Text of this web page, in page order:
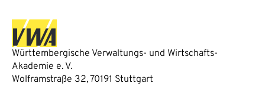
Württembergische Verwaltungs- und Wirtschafts-
Akademie e. V.
Wolframstraße 32, 70191 Stuttgart